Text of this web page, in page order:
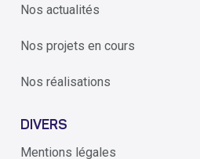
Nos actualités
Nos projets en cours
Nos réalisations
DIVERS
Mentions légales